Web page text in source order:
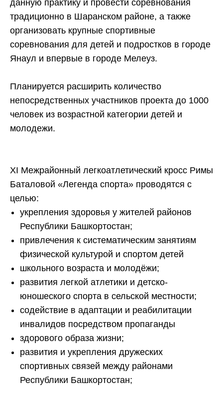
данную практику и провести соревнования
традиционно в Шаранском районе, а также
организовать крупные спортивные
соревнования для детей и подростков в городе
Янаул и впервые в городе Мелеуз.
Планируется расширить количество
непосредственных участников проекта до 1000
человек из возрастной категории детей и
молодежи.
ХI Межрайонный легкоатлетический кросс Римы
Баталовой «Легенда спорта» проводятся с
целью:
укрепления здоровья у жителей районов
Республики Башкортостан;
привлечения к систематическим занятиям
физической культурой и спортом детей
школьного возраста и молодёжи;
развития легкой атлетики и детско-
юношеского спорта в сельской местности;
содействие в адаптации и реабилитации
инвалидов посредством пропаганды
здорового образа жизни;
развития и укрепления дружеских
спортивных связей между районами
Республики Башкортостан;